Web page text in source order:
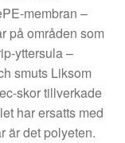
membran –
på områden som
yttersula –
smuts Liksom
skor tillverkade
har ersatts med
är det polyeten.